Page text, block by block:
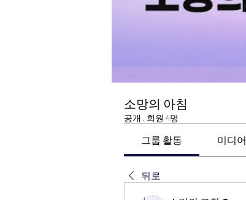
소망의 아침
공개 · 회원 4명
그룹 활동 미디어
뒤로